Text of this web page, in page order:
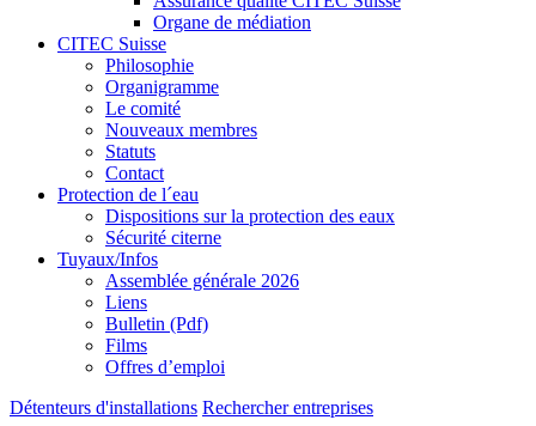
Organe de médiation
CITEC Suisse
Philosophie
Organigramme
Le comité
Nouveaux membres
Statuts
Contact
Protection de l´eau
Dispositions sur la protection des eaux
Sécurité citerne
Tuyaux/Infos
Assemblée générale 2026
Liens
Bulletin (Pdf)
Films
Offres d’emploi
Détenteurs d'installations Rechercher entreprises